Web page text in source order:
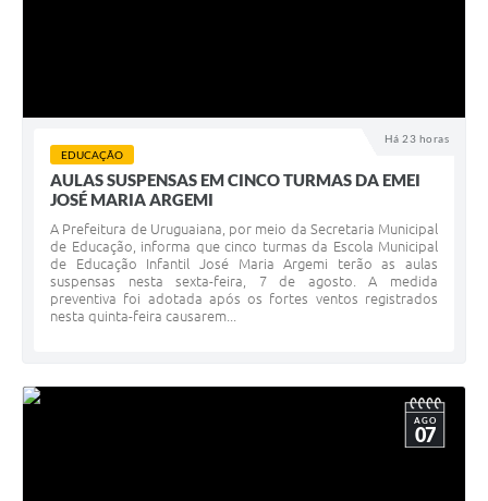
Há 23 horas
EDUCAÇÃO
AULAS SUSPENSAS EM CINCO TURMAS DA EMEI
JOSÉ MARIA ARGEMI
A Prefeitura de Uruguaiana, por meio da Secretaria Municipal
de Educação, informa que cinco turmas da Escola Municipal
de Educação Infantil José Maria Argemi terão as aulas
suspensas nesta sexta-feira, 7 de agosto. A medida
preventiva foi adotada após os fortes ventos registrados
nesta quinta-feira causarem...
AGO
07